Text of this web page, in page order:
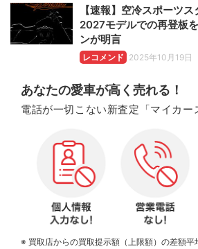
【速報】空冷スポーツ
2027モデルでの再登板
ンが明言
レコメンド 2025年10月19日
あなたの愛車が高く売れる！
電話が一切こない新査定「マイカー
※ 買取店からの買取提示額（上限額）の差額平